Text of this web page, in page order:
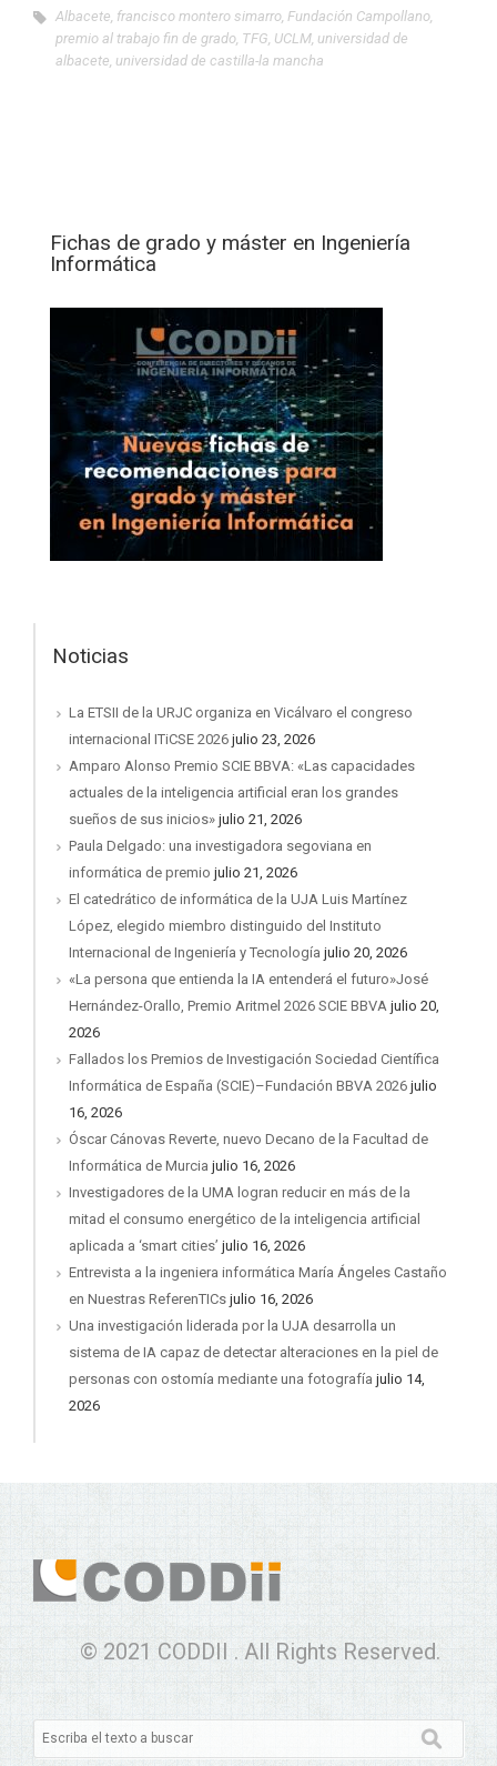
Albacete francisco montero simarro Fundación Campollano
premio al trabajo fin de grado TFG UCLM universidad de
albacete universidad de castilla-la mancha
Fichas de grado y máster en Ingeniería
Informática
Noticias
La ETSII de la URJC organiza en Vicálvaro el congreso
internacional ITiCSE 2026 julio 23, 2026
Amparo Alonso Premio SCIE BBVA: «Las capacidades
actuales de la inteligencia artificial eran los grandes
sueños de sus inicios» julio 21, 2026
Paula Delgado: una investigadora segoviana en
informática de premio julio 21, 2026
El catedrático de informática de la UJA Luis Martínez
López, elegido miembro distinguido del Instituto
Internacional de Ingeniería y Tecnología julio 20, 2026
«La persona que entienda la IA entenderá el futuro»José
Hernández-Orallo, Premio Aritmel 2026 SCIE BBVA julio 20,
2026
Fallados los Premios de Investigación Sociedad Científica
Informática de España (SCIE)–Fundación BBVA 2026 julio
16, 2026
Óscar Cánovas Reverte, nuevo Decano de la Facultad de
Informática de Murcia julio 16, 2026
Investigadores de la UMA logran reducir en más de la
mitad el consumo energético de la inteligencia artificial
aplicada a ‘smart cities’ julio 16, 2026
Entrevista a la ingeniera informática María Ángeles Castaño
en Nuestras ReferenTICs julio 16, 2026
Una investigación liderada por la UJA desarrolla un
sistema de IA capaz de detectar alteraciones en la piel de
personas con ostomía mediante una fotografía julio 14,
2026
© 2021 CODDII . All Rights Reserved.